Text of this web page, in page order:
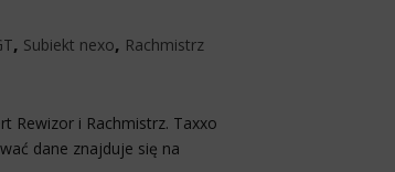
, Subiekt nexo, Rachmistrz
Rewizor i Rachmistrz. Taxxo
dane znajduje się na